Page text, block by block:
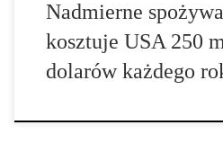
Nadmierne
kosztuje USA 250
dolarów każdego